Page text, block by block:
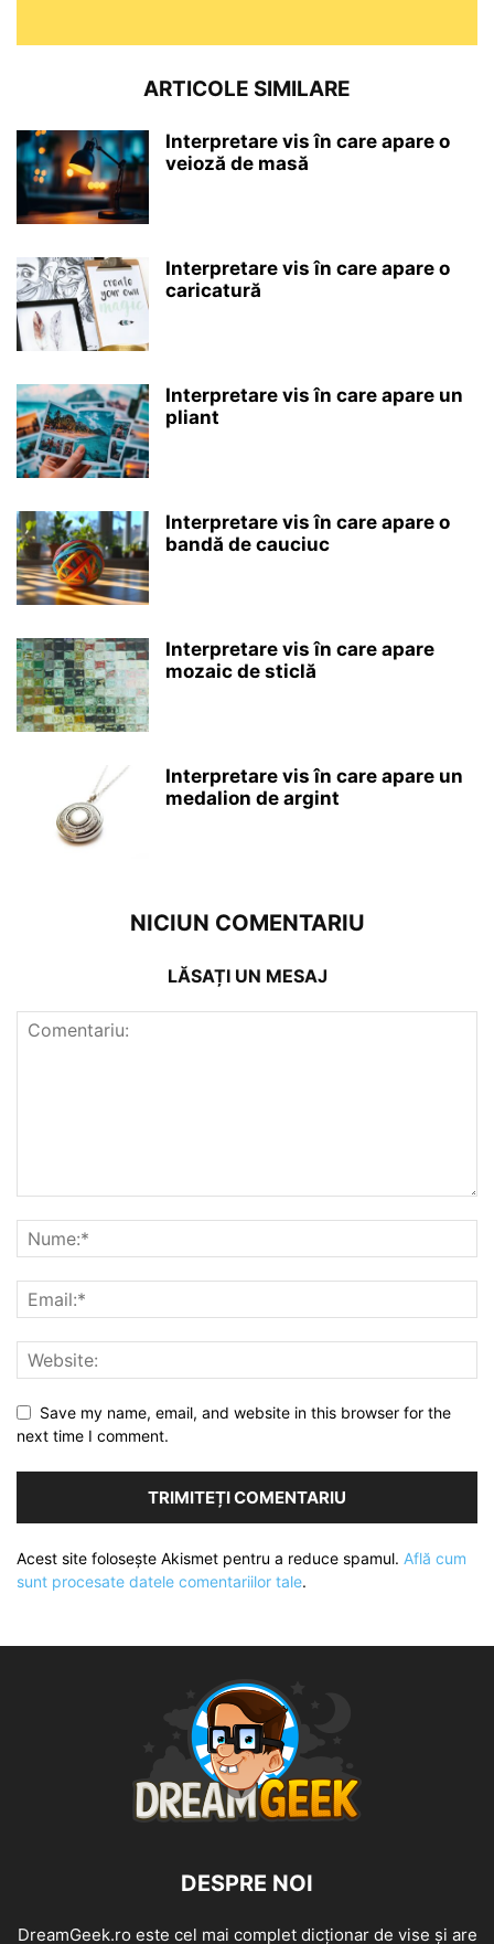
ARTICOLE SIMILARE
Interpretare vis în care apare o
veioză de masă
Interpretare vis în care apare o
caricatură
Interpretare vis în care apare un
pliant
Interpretare vis în care apare o
bandă de cauciuc
Interpretare vis în care apare
mozaic de sticlă
Interpretare vis în care apare un
medalion de argint
NICIUN COMENTARIU
LĂSAȚI UN MESAJ
Save my name, email, and website in this browser for the
next time I comment.
Acest site folosește Akismet pentru a reduce spamul. Află cum
sunt procesate datele comentariilor tale.
DESPRE NOI
DreamGeek.ro este cel mai complet dicționar de vise și are